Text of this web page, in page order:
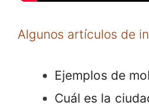
Algunos artículos de
Ejemplos de
Cuál es la